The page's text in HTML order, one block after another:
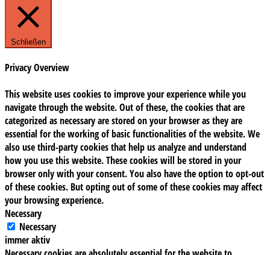
Schließen
Privacy Overview
This website uses cookies to improve your experience while you
navigate through the website. Out of these, the cookies that are
categorized as necessary are stored on your browser as they are
essential for the working of basic functionalities of the website. We
also use third-party cookies that help us analyze and understand
how you use this website. These cookies will be stored in your
browser only with your consent. You also have the option to opt-out
of these cookies. But opting out of some of these cookies may affect
your browsing experience.
Necessary
Necessary
immer aktiv